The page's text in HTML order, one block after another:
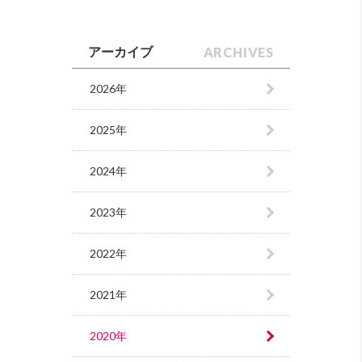
アーカイブ ARCHIVES
2026年
2025年
2024年
2023年
2022年
2021年
2020年